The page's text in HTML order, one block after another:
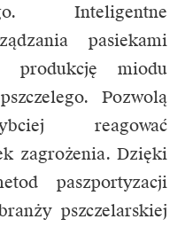
Inteligentne
pasiekami
produkcję miodu
Pozwolą
reagować
zagrożenia. Dzięki
paszportyzacji
pszczelarskiej